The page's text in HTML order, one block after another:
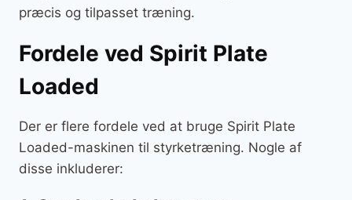
præcis og tilpasset træning.
Fordele ved Spirit Plate
Loaded
Der er flere fordele ved at bruge Spirit Plate
Loaded-maskinen til styrketræning. Nogle af
disse inkluderer: